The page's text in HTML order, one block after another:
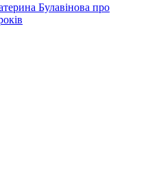
Булавінова про